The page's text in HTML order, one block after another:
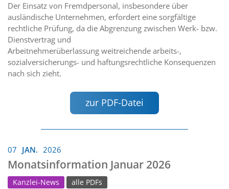
Der Einsatz von Fremdpersonal, insbesondere über
ausländische Unternehmen, erfordert eine sorgfältige
rechtliche Prüfung, da die Abgrenzung zwischen Werk- bzw.
Dienstvertrag und
Arbeitnehmerüberlassung weitreichende arbeits-,
sozialversicherungs- und haftungsrechtliche Konsequenzen
nach sich zieht.
zur PDF-Datei
07 JAN. 2026
Monatsinformation Januar 2026
Kanzlei-News alle PDFs